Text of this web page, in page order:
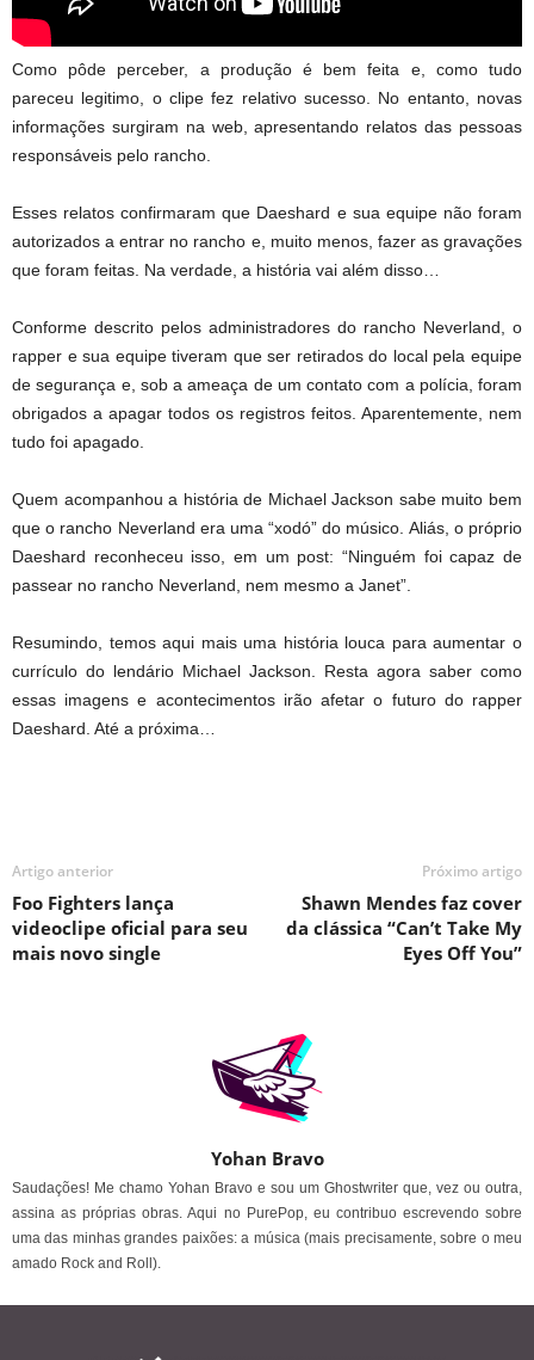
Como pôde perceber, a produção é bem feita e, como tudo
pareceu legitimo, o clipe fez relativo sucesso. No entanto, novas
informações surgiram na web, apresentando relatos das pessoas
responsáveis pelo rancho.
Esses relatos confirmaram que Daeshard e sua equipe não foram
autorizados a entrar no rancho e, muito menos, fazer as gravações
que foram feitas. Na verdade, a história vai além disso…
Conforme descrito pelos administradores do rancho Neverland, o
rapper e sua equipe tiveram que ser retirados do local pela equipe
de segurança e, sob a ameaça de um contato com a polícia, foram
obrigados a apagar todos os registros feitos. Aparentemente, nem
tudo foi apagado.
Quem acompanhou a história de Michael Jackson sabe muito bem
que o rancho Neverland era uma “xodó” do músico. Aliás, o próprio
Daeshard reconheceu isso, em um post: “Ninguém foi capaz de
passear no rancho Neverland, nem mesmo a Janet”.
Resumindo, temos aqui mais uma história louca para aumentar o
currículo do lendário Michael Jackson. Resta agora saber como
essas imagens e acontecimentos irão afetar o futuro do rapper
Daeshard. Até a próxima…
Artigo anterior
Foo Fighters lança
videoclipe oficial para seu
mais novo single
Próximo artigo
Shawn Mendes faz cover
da clássica “Can’t Take My
Eyes Off You”
Yohan Bravo
Saudações! Me chamo Yohan Bravo e sou um Ghostwriter que, vez ou outra,
assina as próprias obras. Aqui no PurePop, eu contribuo escrevendo sobre
uma das minhas grandes paixões: a música (mais precisamente, sobre o meu
amado Rock and Roll).